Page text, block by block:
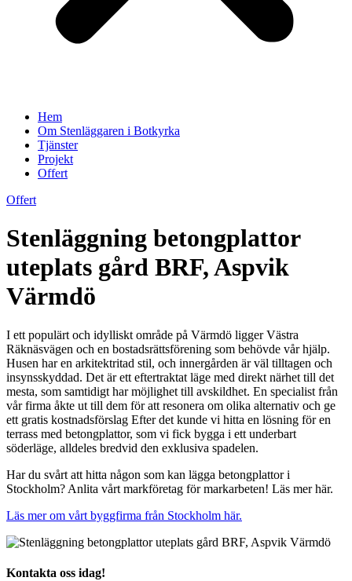
Hem
Om Stenläggaren i Botkyrka
Tjänster
Projekt
Offert
Offert
Stenläggning betongplattor
uteplats gård BRF, Aspvik
Värmdö
I ett populärt och idylliskt område på Värmdö ligger Västra
Räknäsvägen och en bostadsrättsförening som behövde vår hjälp.
Husen har en arkitektritad stil, och innergården är väl tilltagen och
insynsskyddad. Det är ett eftertraktat läge med direkt närhet till det
mesta, som samtidigt har möjlighet till avskildhet. En specialist från
vår firma åkte ut till dem för att resonera om olika alternativ och ge
ett gratis kostnadsförslag Efter det kunde vi hitta en lösning för en
terrass med betongplattor, som vi fick bygga i ett underbart
söderläge, alldeles bredvid den exklusiva spadelen.
Har du svårt att hitta någon som kan lägga betongplattor i
Stockholm? Anlita vårt markföretag för markarbeten! Läs mer här.
Läs mer om vårt byggfirma från Stockholm här.
Kontakta oss idag!